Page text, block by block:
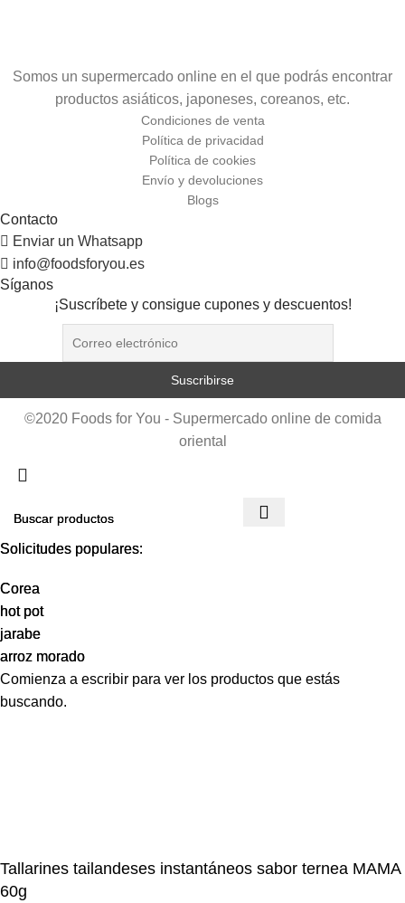
Somos un supermercado online en el que podrás encontrar
productos asiáticos, japoneses, coreanos, etc.
Condiciones de venta
Política de privacidad
Política de cookies
Envío y devoluciones
Blogs
Contacto
Enviar un Whatsapp
info@foodsforyou.es
Síganos
¡Suscríbete y consigue cupones y descuentos!
©2020 Foods for You - Supermercado online de comida
oriental
Solicitudes populares:
Corea
hot pot
jarabe
arroz morado
Solicitudes populares:
Corea
hot pot
jarabe
arroz morado
Comienza a escribir para ver los productos que estás
buscando.
Tallarines tailandeses instantáneos sabor ternea MAMA
60g